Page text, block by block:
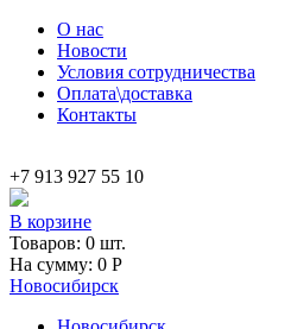
Skip to main content
О нас
Новости
Условия сотрудничества
Оплата\доставка
Контакты
+7 913 927 55 10
В корзине
Товаров: 0 шт.
На сумму: 0 Р
Новосибирск